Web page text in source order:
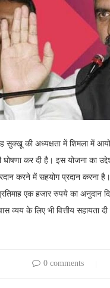
सुक्खू की अध्यक्षता में शिमला में
कर दी है। इस योजना का
करने में सहयोग प्रदान करना
एक हजार रुपये का अनुदान
व्यय के लिए भी वित्तीय सहायता दी
0 comments